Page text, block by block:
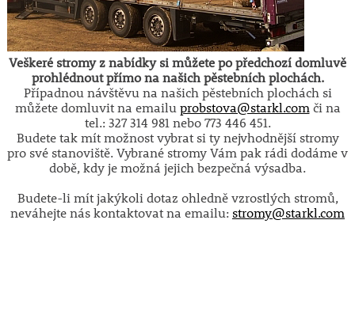
Veškeré stromy z nabídky si můžete po předchozí domluvě
prohlédnout přímo na našich pěstebních plochách.
Případnou návštěvu na našich pěstebních plochách si
můžete domluvit na emailu probstova@starkl.com či na
tel.: 327 314 981 nebo 773 446 451.
Budete tak mít možnost vybrat si ty nejvhodnější stromy
pro své stanoviště. Vybrané stromy Vám pak rádi dodáme v
době, kdy je možná jejich bezpečná výsadba.
Budete-li mít jakýkoli dotaz ohledně vzrostlých stromů,
neváhejte nás kontaktovat na emailu: stromy@starkl.com